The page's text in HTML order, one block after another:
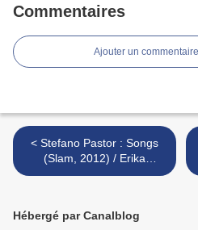
Commentaires
Ajouter un commentaire
< Stefano Pastor : Songs
(Slam, 2012) / Erika
Dagnino, George Haslam,
2012)
Hébergé par Canalblog